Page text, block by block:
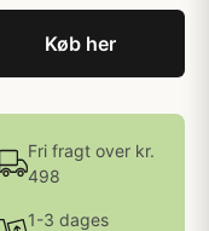
Køb her
Fri fragt over kr.
498
1-3 dages